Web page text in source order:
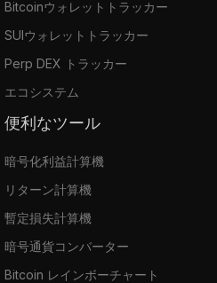
Bitcoinウォレットトラッカー
SUIウォレットトラッカー
Perp DEX トラッカー
エコシステム
便利なツール
暗号化利益計算機
リターン計算機
暫定損失計算機
暗号通貨コンバーター
Bitcoin レインボーチャート